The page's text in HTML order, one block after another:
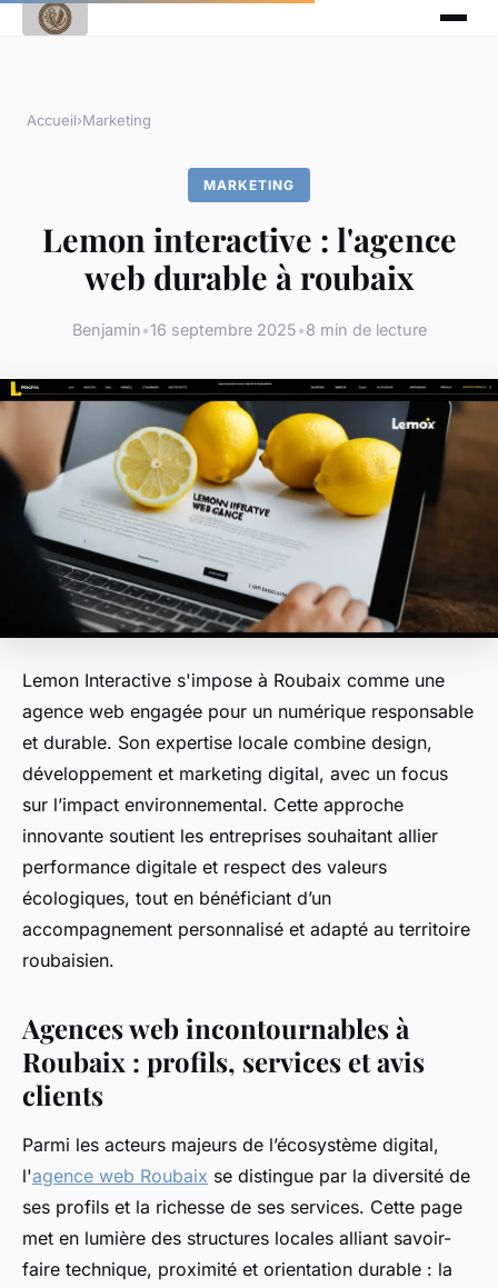
Accueil›Marketing
MARKETING
Lemon interactive : l'agence
web durable à roubaix
Benjamin•16 septembre 2025•8 min de lecture
Lemon Interactive s'impose à Roubaix comme une
agence web engagée pour un numérique responsable
et durable. Son expertise locale combine design,
développement et marketing digital, avec un focus
sur l’impact environnemental. Cette approche
innovante soutient les entreprises souhaitant allier
performance digitale et respect des valeurs
écologiques, tout en bénéficiant d’un
accompagnement personnalisé et adapté au territoire
roubaisien.
Agences web incontournables à
Roubaix : profils, services et avis
clients
Parmi les acteurs majeurs de l’écosystème digital,
l'agence web Roubaix se distingue par la diversité de
ses profils et la richesse de ses services. Cette page
met en lumière des structures locales alliant savoir-
faire technique, proximité et orientation durable : la